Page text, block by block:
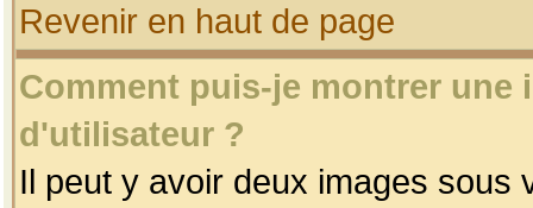
Revenir en haut de page
Comment puis-je montrer une
d'utilisateur ?
Il peut y avoir deux images sous